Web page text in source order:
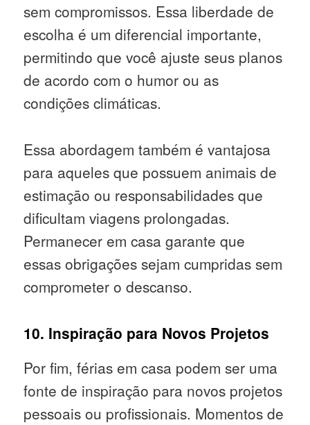
sem compromissos. Essa liberdade de
escolha é um diferencial importante,
permitindo que você ajuste seus planos
de acordo com o humor ou as
condições climáticas.
Essa abordagem também é vantajosa
para aqueles que possuem animais de
estimação ou responsabilidades que
dificultam viagens prolongadas.
Permanecer em casa garante que
essas obrigações sejam cumpridas sem
comprometer o descanso.
10. Inspiração para Novos Projetos
Por fim, férias em casa podem ser uma
fonte de inspiração para novos projetos
pessoais ou profissionais. Momentos de